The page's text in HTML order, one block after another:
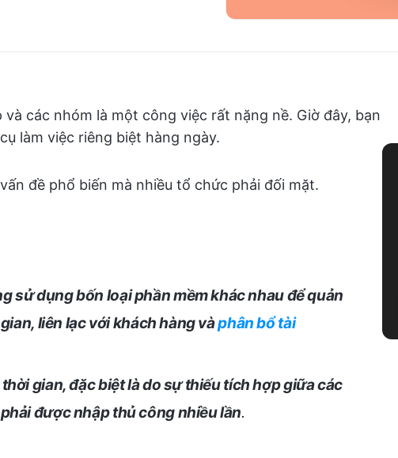
các nhóm là một công việc rất nặng nề. Giờ đây, bạn
làm việc riêng biệt hàng ngày.
đề phổ biến mà nhiều tổ chức phải đối mặt.
sử dụng bốn loại phần mềm khác nhau để quản
liên lạc với khách hàng vàphân bổ tài
gian, đặc biệt là do sự thiếu tích hợp giữa các
được nhập thủ công nhiều lần.